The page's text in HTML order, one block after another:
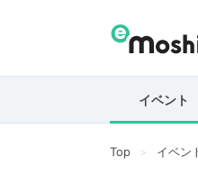
イベント
Top イベン